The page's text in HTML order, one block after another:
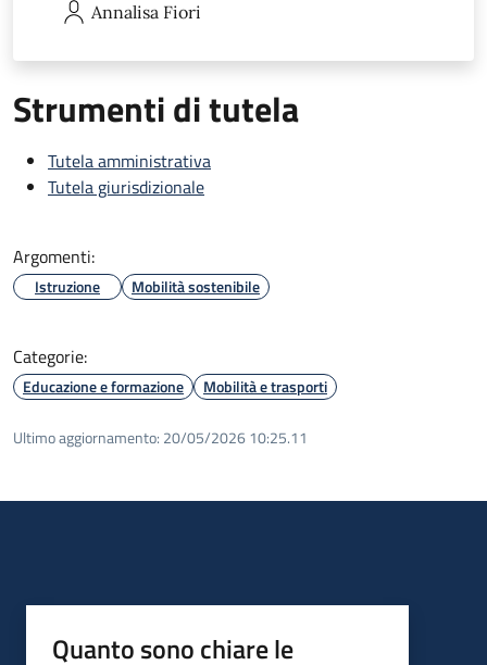
Annalisa Fiori
Strumenti di tutela
Tutela amministrativa
Tutela giurisdizionale
Argomenti:
Istruzione Mobilità sostenibile
Categorie:
Educazione e formazione Mobilità e trasporti
Ultimo aggiornamento: 20/05/2026 10:25.11
Quanto sono chiare le